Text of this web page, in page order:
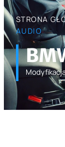
STRONA
AUDIO